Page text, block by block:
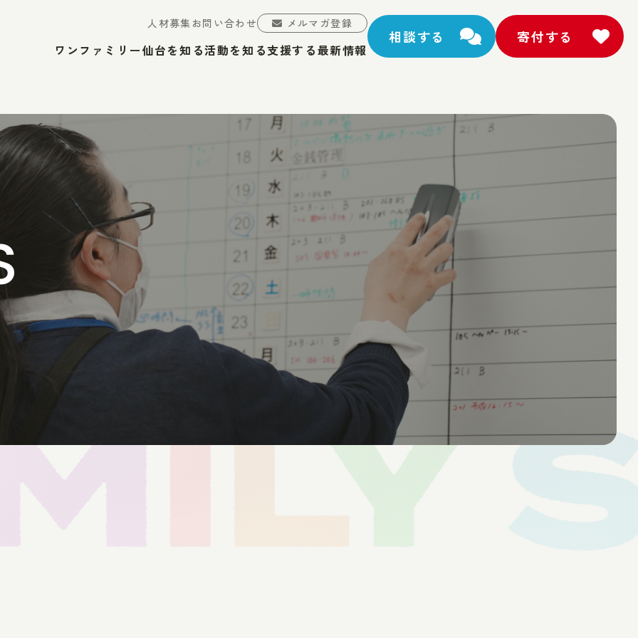
人材募集 お問い合わせ メルマガ登録
ワンファミリー仙台を知る活動を知る支援する最新情報
相談する 寄付する